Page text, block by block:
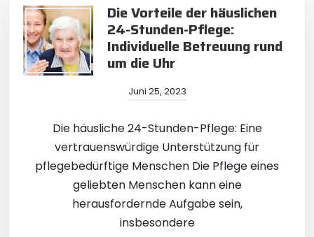
Die Vorteile der häuslichen
24-Stunden-Pflege:
Individuelle Betreuung rund
um die Uhr
Juni 25, 2023
Die häusliche 24-Stunden-Pflege: Eine
vertrauenswürdige Unterstützung für
pflegebedürftige Menschen Die Pflege eines
geliebten Menschen kann eine
herausfordernde Aufgabe sein,
insbesondere